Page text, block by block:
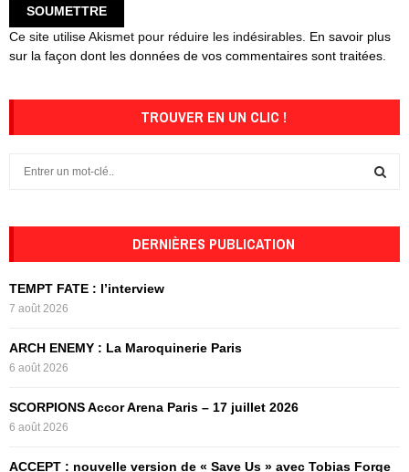
Ce site utilise Akismet pour réduire les indésirables. En savoir plus
sur la façon dont les données de vos commentaires sont traitées
TROUVER EN UN CLIC !
o
r
DERNIÈRES PUBLICATION
TEMPT FATE : l’interview
7 août 2026
ARCH ENEMY : La Maroquinerie Paris
6 août 2026
SCORPIONS Accor Arena Paris – 17 juillet 2026
6 août 2026
ACCEPT : nouvelle version de « Save Us » avec Tobias Forge